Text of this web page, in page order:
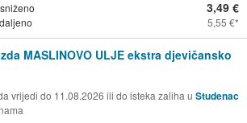
sniženo 3,49 €
5,55 €
MASLINOVO ULJE ekstra djevičansko
vrijedi do 11.08.2026 ili do isteka zaliha u Studenac